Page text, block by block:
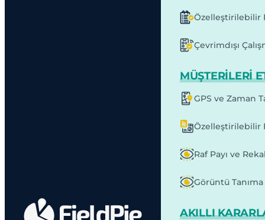
Özelleştirilebilir
Çevrimdışı
MÜŞTERILERI
GPS ve Zaman
Özelleştirilebilir
Raf Payı ve
Görüntü Tanıma
AKILLI